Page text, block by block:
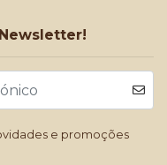
e promoções